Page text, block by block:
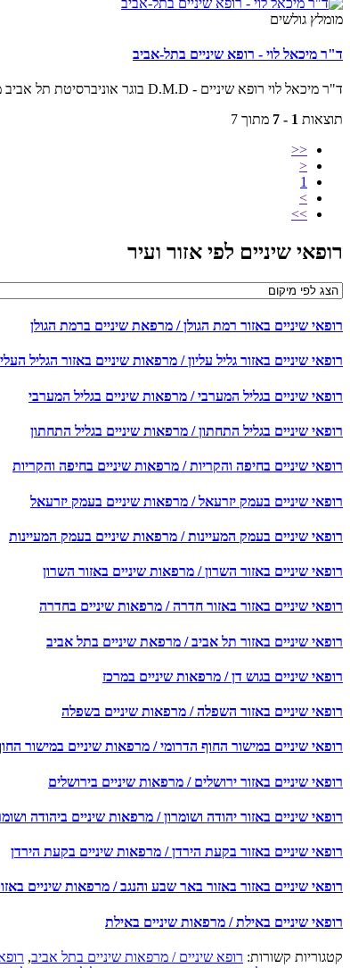
מומלץ גולשים
ד"ר מיכאל לוי - רופא שיניים בתל-אביב
ד"ר מיכאל לוי רופא שיניים - D.M.D בוגר אוניברסיטת תל אביב מ-1984 הכנסו לפרטים על מרפאת השיניים
תוצאות 1 - 7
מתוך 7
<<
<
1
>
>>
רופאי שיניים לפי אזור ועיר
רופאי שיניים באזור רמת הגולן / מרפאת שיניים ברמת הגולן
רופאי שיניים באזור גליל עליון / מרפאות שיניים באזור הגליל
רופאי שיניים בגליל המערבי / מרפאות שיניים בגליל המערבי
רופאי שיניים בגליל התחתון / מרפאות שיניים בגליל התחתון
רופאי שיניים בחיפה והקריות / מרפאות שיניים בחיפה והקריות
רופאי שיניים בעמק יזרעאל / מרפאות שיניים בעמק יזרעאל
רופאי שיניים בעמק המעיינות / מרפאות שיניים בעמק המעיינות
רופאי שיניים באזור השרון / מרפאות שיניים באזור השרון
רופאי שיניים באזור באזור חדרה / מרפאות שיניים בחדרה
רופאי שיניים באזור תל אביב / מרפאת שיניים בתל אביב
רופאי שיניים בגוש דן / מרפאות שיניים במרכז
רופאי שיניים באזור השפלה / מרפאות שיניים בשפלה
רופאי שיניים במישור החוף הדרומי / מרפאות שיניים במישור
רופאי שיניים באזור ירושלים / מרפאות שיניים בירושלים
רופאי שיניים באזור יהודה ושומרון / מרפאות שיניים ביהודה
רופאי שיניים באזור בקעת הירדן / מרפאות שיניים בקעת הירדן
רופאי שיניים באזור באזור באר שבע והנגב / מרפאות שיניים
רופאי שיניים באילת / מרפאות שיניים באילת
קטגוריות קשורות: רופא שיניים / מרפאות שיניים בתל אביב,